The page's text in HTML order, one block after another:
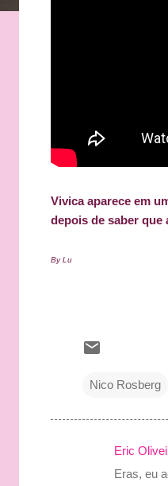
Vivica aparece em
depois de saber que
By Lu
Nico Rosberg
Eric
Eras, eu